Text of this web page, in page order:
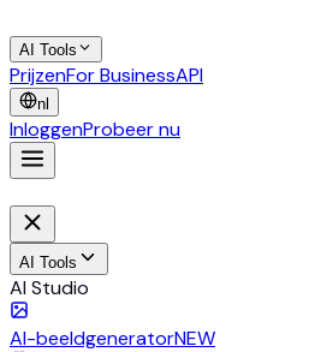
AI Tools
PrijzenFor BusinessAPI
nl
InloggenProbeer nu
AI Tools
AI Studio
AI-beeldgeneratorNEW